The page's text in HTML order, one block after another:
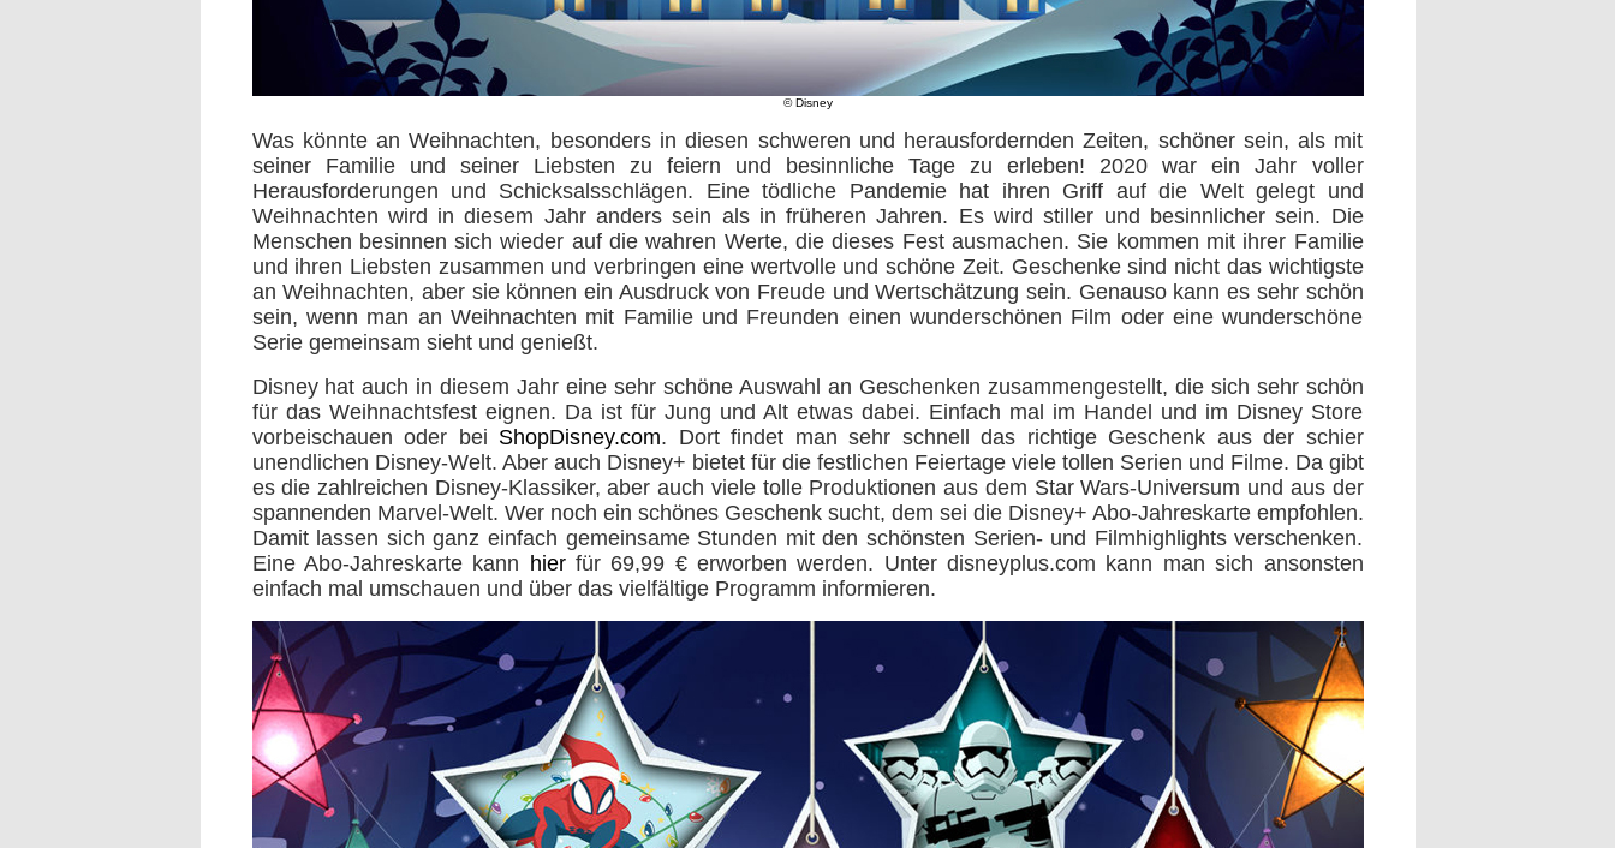
© Disney
Was könnte an Weihnachten, besonders in diesen schweren und herausfordernden Zeiten, schöner sein, als mit
seiner Familie und seiner Liebsten zu feiern und besinnliche Tage zu erleben! 2020 war ein Jahr voller
Herausforderungen und Schicksalsschlägen. Eine tödliche Pandemie hat ihren Griff auf die Welt gelegt und
Weihnachten wird in diesem Jahr anders sein als in früheren Jahren. Es wird stiller und besinnlicher sein. Die
Menschen besinnen sich wieder auf die wahren Werte, die dieses Fest ausmachen. Sie kommen mit ihrer Familie
und ihren Liebsten zusammen und verbringen eine wertvolle und schöne Zeit. Geschenke sind nicht das wichtigste
an Weihnachten, aber sie können ein Ausdruck von Freude und Wertschätzung sein. Genauso kann es sehr schön
sein, wenn man an Weihnachten mit Familie und Freunden einen wunderschönen Film oder eine wunderschöne
Serie gemeinsam sieht und genießt.
Disney hat auch in diesem Jahr eine sehr schöne Auswahl an Geschenken zusammengestellt, die sich sehr schön
für das Weihnachtsfest eignen. Da ist für Jung und Alt etwas dabei. Einfach mal im Handel und im Disney Store
vorbeischauen oder bei ShopDisney.com. Dort findet man sehr schnell das richtige Geschenk aus der schier
unendlichen Disney-Welt. Aber auch Disney+ bietet für die festlichen Feiertage viele tollen Serien und Filme. Da gibt
es die zahlreichen Disney-Klassiker, aber auch viele tolle Produktionen aus dem Star Wars-Universum und aus der
spannenden Marvel-Welt. Wer noch ein schönes Geschenk sucht, dem sei die Disney+ Abo-Jahreskarte empfohlen.
Damit lassen sich ganz einfach gemeinsame Stunden mit den schönsten Serien- und Filmhighlights verschenken.
Eine Abo-Jahreskarte kann hierfür 69,99 € erworben werden. Unter disneyplus.com kann man sich ansonsten
einfach mal umschauen und über das vielfältige Programm informieren.